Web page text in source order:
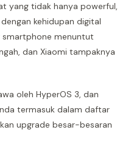
yang tidak hanya powerful,
kehidupan digital
smartphone menuntut
dan Xiaomi tampaknya
oleh HyperOS 3, dan
termasuk dalam daftar
upgrade besar-besaran